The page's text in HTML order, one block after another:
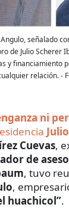
señalado
de Julio Scherer
y financiamiento
relación.-
ni
Cuevas,
de
, tuvo
,
huachicol”.